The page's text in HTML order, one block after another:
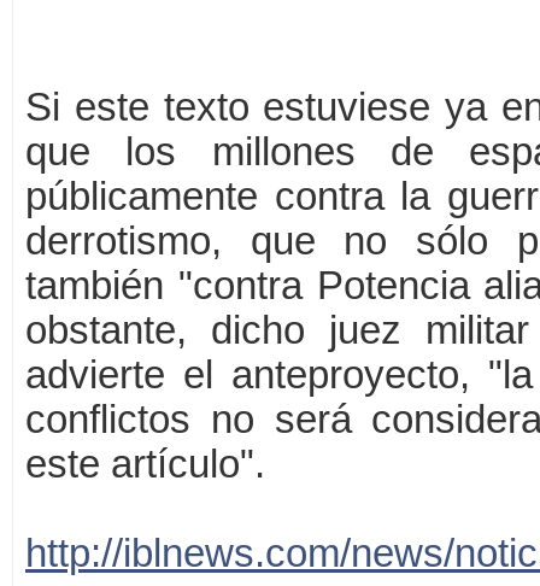
Si este texto estuviese ya
que los millones de
públicamente contra la
derrotismo, que no sólo
también "contra Potencia
obstante, dicho juez
advierte el anteproyecto,
conflictos no será
este artículo".
http://iblnews.com/news/